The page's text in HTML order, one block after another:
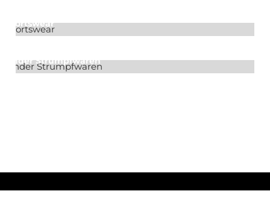
Sportswear
Kinder Strumpfwaren